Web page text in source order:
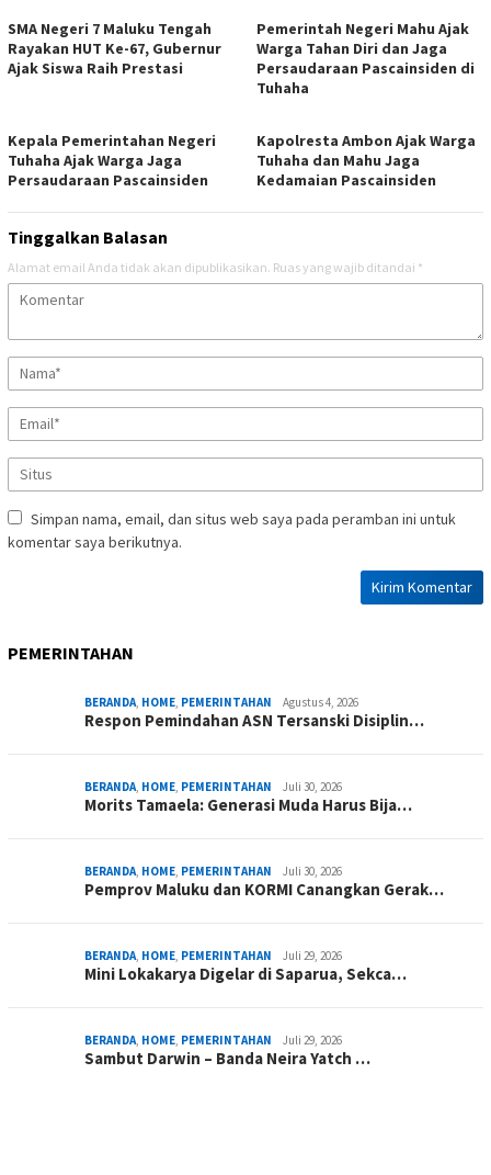
SMA Negeri 7 Maluku Tengah
Rayakan HUT Ke-67, Gubernur
Ajak Siswa Raih Prestasi
Pemerintah Negeri Mahu Ajak
Warga Tahan Diri dan Jaga
Persaudaraan Pascainsiden di
Tuhaha
Kepala Pemerintahan Negeri
Tuhaha Ajak Warga Jaga
Persaudaraan Pascainsiden
Kapolresta Ambon Ajak Warga
Tuhaha dan Mahu Jaga
Kedamaian Pascainsiden
Tinggalkan Balasan
Alamat email Anda tidak akan dipublikasikan. Ruas yang wajib ditandai *
Simpan nama, email, dan situs web saya pada peramban ini untuk
komentar saya berikutnya.
PEMERINTAHAN
BERANDA, HOME, PEMERINTAHAN Agustus 4, 2026
Respon Pemindahan ASN Tersanski Disiplin…
BERANDA, HOME, PEMERINTAHAN Juli 30, 2026
Morits Tamaela: Generasi Muda Harus Bija…
BERANDA, HOME, PEMERINTAHAN Juli 30, 2026
Pemprov Maluku dan KORMI Canangkan Gerak…
BERANDA, HOME, PEMERINTAHAN Juli 29, 2026
Mini Lokakarya Digelar di Saparua, Sekca…
BERANDA, HOME, PEMERINTAHAN Juli 29, 2026
Sambut Darwin – Banda Neira Yatch …